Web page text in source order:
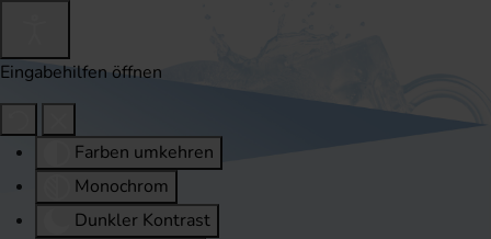
Eingabehilfen öffnen
Farben umkehren
Monochrom
Dunkler Kontrast